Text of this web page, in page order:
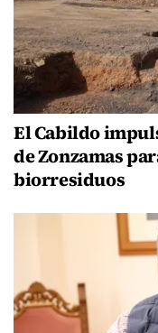
El Cabildo
de Zonzamas
biorresiduos